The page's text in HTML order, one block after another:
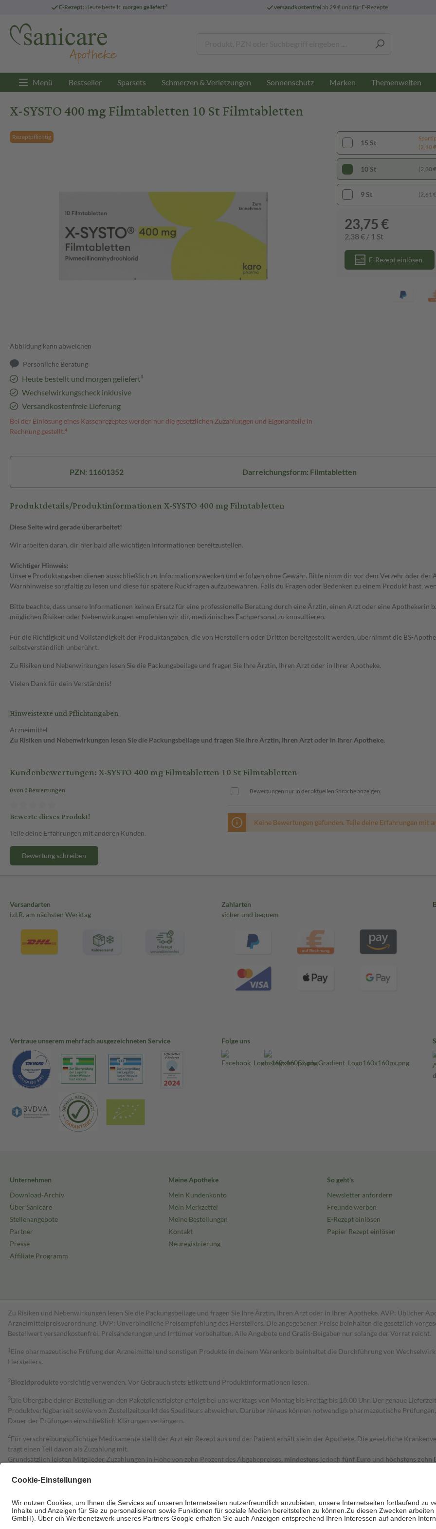
E-Rezept: Heute bestellt, morgen geliefert3 versandkostenfreiab 29 € und für E-Rezepte
Menü Bestseller Sparsets Schmerzen & Verletzungen Sonnenschutz Marken Themenwelten
X-SYSTO 400 mg Filmtabletten 10 St Filmtabletten
Rezeptpflichtig
Abbildung kann abweichen
Persönliche Beratung
Heute bestellt und morgen geliefert³
Wechselwirkungscheck inklusive
Versandkostenfreie Lieferung
Bei der Einlösung eines Kassenrezeptes werden nur die gesetzlichen Zuzahlungen und Eigenanteile in
Rechnung gestellt.⁴
15 St
(2,10
10 St (2,38
9 St (2,61
23,75 €
2,38 € / 1 St
E-Rezept einlösen
PZN: 11601352 Darreichungsform: Filmtabletten
Produktdetails/Produktinformationen X-SYSTO 400 mg Filmtabletten
Diese Seite wird gerade überarbeitet!
Wir arbeiten daran, dir hier bald alle wichtigen Informationen bereitzustellen.
Wichtiger Hinweis:
Unsere Produktangaben dienen ausschließlich zu Informationszwecken und erfolgen ohne Gewähr. Bitte nimm dir vor dem Verzehr oder
Warnhinweise sorgfältig zu lesen und diese für spätere Rückfragen aufzubewahren. Falls du Fragen oder Bedenken zu einem Produkt hast,
Bitte beachte, dass unsere Informationen keinen Ersatz für eine professionelle Beratung durch eine Ärztin, einen Arzt oder eine Apothekerin
möglichen Risiken oder Nebenwirkungen empfehlen wir dir, medizinisches Fachpersonal zu konsultieren.
Für die Richtigkeit und Vollständigkeit der Produktangaben, die von Herstellern oder Dritten bereitgestellt werden, übernimmt die BS-
selbstverständlich unberührt.
Zu Risiken und Nebenwirkungen lesen Sie die Packungsbeilage und fragen Sie Ihre Ärztin, Ihren Arzt oder in Ihrer Apotheke.
Vielen Dank für dein Verständnis!
Hinweistexte und Pflichtangaben
Arzneimittel
Zu Risiken und Nebenwirkungen lesen Sie die Packungsbeilage und fragen Sie Ihre Ärztin, Ihren Arzt oder in Ihrer Apotheke.
Kundenbewertungen: X-SYSTO 400 mg Filmtabletten 10 St Filmtabletten
0 von 0 Bewertungen
Bewerte dieses Produkt!
Teile deine Erfahrungen mit anderen Kunden.
Bewertung schreiben
Bewertungen nur in der aktuellen Sprache anzeigen.
Keine Bewertungen gefunden. Teile deine Erfahrungen mit
Versandarten
i.d.R. am nächsten Werktag
Zahlarten
sicher und bequem
Vertraue unserem mehrfach ausgezeichneten Service Folge uns
Unternehmen
Download-Archiv
Über Sanicare
Stellenangebote
Partner
Presse
Affiliate Programm
Meine Apotheke
Mein Kundenkonto
Mein Merkzettel
Meine Bestellungen
Kontakt
Neuregistrierung
So geht's
Newsletter anfordern
Freunde werben
E-Rezept einlösen
Papier Rezept einlösen
Zu Risiken und Nebenwirkungen lesen Sie die Packungsbeilage und fragen Sie Ihre Ärztin, Ihren Arzt oder in Ihrer Apotheke. AVP: Üblicher
Arzneimittelpreisverordnung. UVP: Unverbindliche Preisempfehlung des Herstellers. Die angegebenen Preise beinhalten die gesetzlich
Bestell­wert versand­kosten­frei. Preisänderungen und Irrtümer vorbehalten. Alle Angebote und Gratis-Beigaben nur solange der Vorrat reicht.
1 Eine pharmazeutische Prüfung der Arzneimittel und sonstigen Produkte in deinem Warenkorb beinhaltet die Durchführung von
Herstellers.
2Biozidproduktevorsichtig verwenden. Vor Gebrauch stets Etikett und Produktinformationen lesen.
3Die Übergabe deiner Bestellung an den Paketdienstleister erfolgt bei uns werktags von Montag bis Freitag bis 18:00 Uhr. Der genaue
Produktverfügbarkeit sowie vom Zustellzeitpunkt des Spediteurs abweichen. Darüber hinaus können notwendige pharmazeutische
Dauer der Prüfungen einschließlich Klärungen verlängern.
4Für verschreibungspflichtige Medikamente stellt der Arzt ein Rezept aus und der Patient erhält sie in der Apotheke. Die gesetzliche
trägt einen Teil davon als Zuzahlung mit.
Grundsätzlich leisten Mitglieder Zuzahlungen in Höhe von zehn Prozent des Abgabepreises, mindestens jedoch fünf Euro und höchstens zehn
Diese Regeln gelten grundsätzlich auch für Online-Apotheken.
Um das Engagement der Versicherten für ihre eigene Gesundheit zu stärken und die besondere Stellung der Familie zu unterstützen, fallen
• Kindern und Jugendlichen bis zum vollendeten 18. Lebensjahr mit Ausnahme der Fahrkosten
• Untersuchungen zur Vorsorge und Früherkennung, die von der GKV getragen werden